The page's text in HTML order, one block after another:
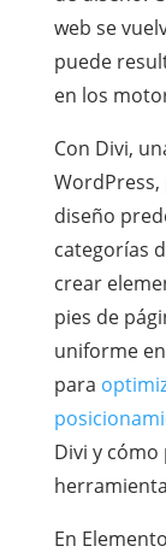
web se
puede
en los
Con Divi,
diseño
categorías
crear
pies de
uniforme
para
Divi y
En